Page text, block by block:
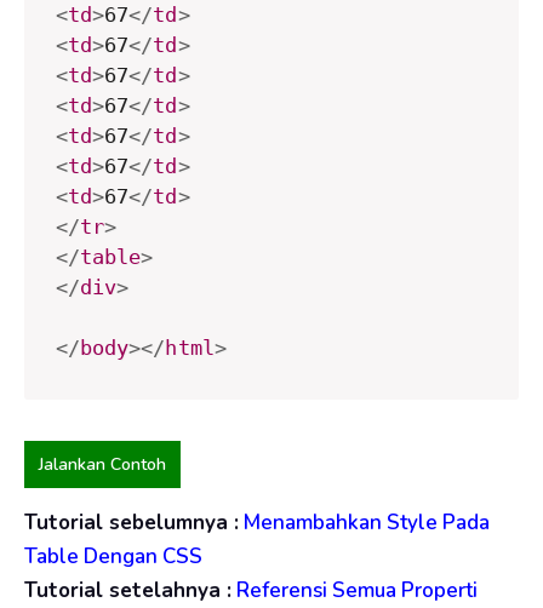
<td>67</td>
<td>67</td>
<td>67</td>
<td>67</td>
<td>67</td>
<td>67</td>
<td>67</td>
</tr>
</table>
</div>
</body></html >
Jalankan Contoh
Tutorial sebelumnya : Menambahkan Style Pada
Table Dengan CSS
Tutorial setelahnya : Referensi Semua Properti